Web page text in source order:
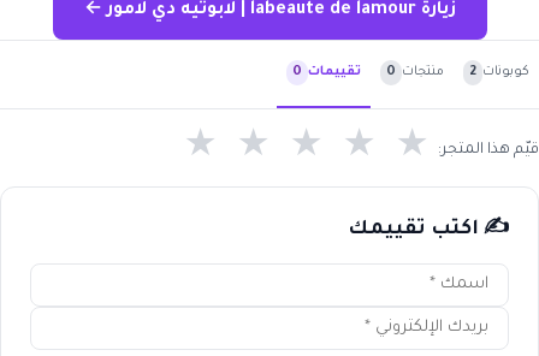
زيارة labeaute de lamour | لابوتيه دي لامور ←
كوبونات 2 منتجات 0 تقييمات 0
قيّم هذا المتجر: ★ ★ ★ ★ ★
✍️ اكتب تقييمك